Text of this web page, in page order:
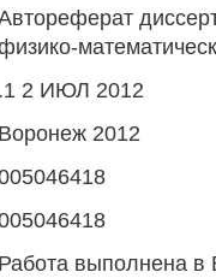
.1 2 ИЮЛ 2012
Воронеж 2012
Работа выполнена в